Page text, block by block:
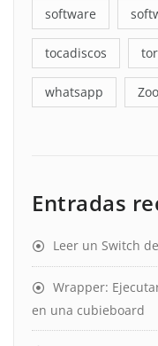
software
tocadiscos
whatsapp
Entradas
Leer un Switch
Wrapper:
en una cubieboard